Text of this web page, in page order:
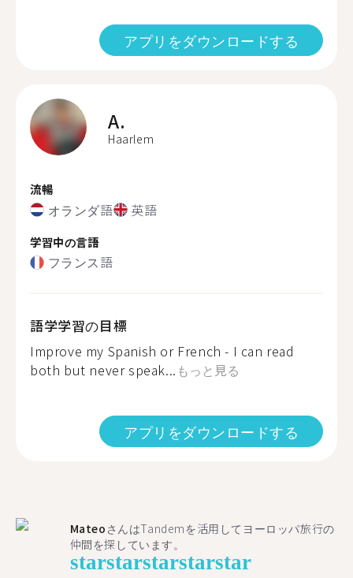
アプリをダウンロードする
A.
Haarlem
流暢
オランダ語 英語
学習中の言語
フランス語
語学学習の目標
Improve my Spanish or French - I can read
both but never speak... もっと見る
アプリをダウンロードする
Mateo さんはTandemを活用してヨーロッパ旅行の
仲間を探しています。
starstarstarstarstar